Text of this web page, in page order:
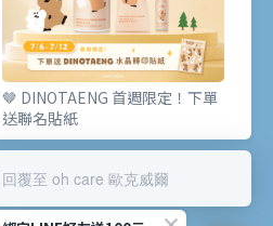
新一路6號
🤎 DINOTAENG 首週限定！下單
送聯名貼紙
回覆至 oh care 歐克威爾